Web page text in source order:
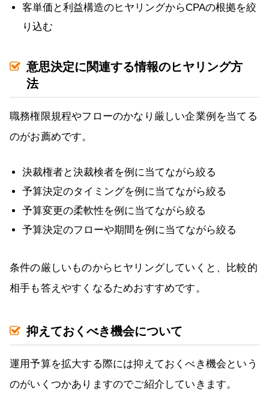
客単価と利益構造のヒヤリングからCPAの根拠を絞
り込む
意思決定に関連する情報のヒヤリング方
法
職務権限規程やフローのかなり厳しい企業例を当てる
のがお薦めです。
決裁権者と決裁検者を例に当てながら絞る
予算決定のタイミングを例に当てながら絞る
予算変更の柔軟性を例に当てながら絞る
予算決定のフローや期間を例に当てながら絞る
条件の厳しいものからヒヤリングしていくと、比較的
相手も答えやすくなるためおすすめです。
抑えておくべき機会について
運用予算を拡大する際には抑えておくべき機会という
のがいくつかありますのでご紹介していきます。